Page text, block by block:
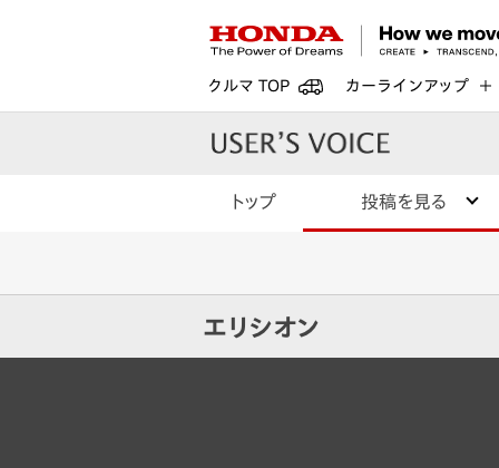
クルマ TOP カーラインアップ
トップ 投稿を見る
エリシオン